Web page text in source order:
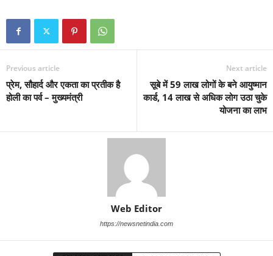
Previous article
प्रेम, सौहार्द और एकता का प्रतीक है
होली का पर्व – मुख्यमंत्री
Next article
सूबे में 59 लाख लोगों के बने आयुष्मान
कार्ड, 14 लाख से अधिक लोग उठा चुके
योजना का लाभ
Web Editor
https://newsnetindia.com